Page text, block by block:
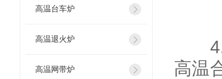
高温台车炉
高温退火炉
高温网带炉
4.
高温